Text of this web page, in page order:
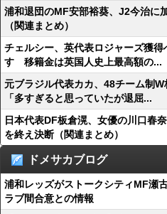
浦和退団のMF安部裕葵、J2今治に
（関連まとめ）
チェルシー、英代表ロジャーズ獲
す 移籍金は英国人史上最高額の...
元ブラジル代表カカ、48チーム制
「多すぎると思っていたが退屈...
日本代表DF板倉滉、女優の川口春
を終え決断（関連まとめ）
ドメサカブログ
浦和レッズがストークシティMF瀬
ラブ間合意との情報